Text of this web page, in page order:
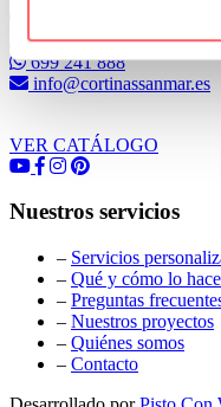
c/ Madrid nº 87 Local 1
91 498 08 97
699 241 888
info@cortinassanmar.es
VER CATÁLOGO
Nuestros servicios
– Servicios
– Qué y cómo lo
– Preguntas
– Nuestros proyectos
– Quiénes somos
– Contacto